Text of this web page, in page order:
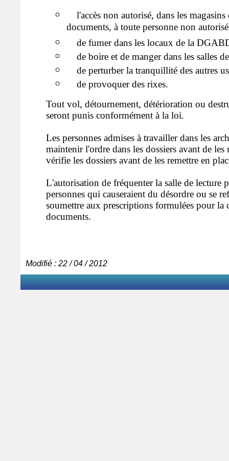
l'accès non autorisé, dans les magasins
documents, à toute personne non
de fumer dans les locaux de la
de boire et de manger dans les salles
de perturber la tranquillité des autres
de provoquer des rixes.
Tout vol, détournement, détérioration ou
seront punis conformément à la loi.
Les personnes admises à travailler dans les
maintenir l'ordre dans les dossiers avant de
vérifie les dossiers avant de les remettre en
L'autorisation de fréquenter la salle de lecture
personnes qui causeraient du désordre ou se
soumettre aux prescriptions formulées pour la
documents.
Modifié : 22 / 04 / 2012